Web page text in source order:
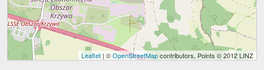
Leaflet | ©OpenStreetMapcontributors, Points © 2012 LINZ